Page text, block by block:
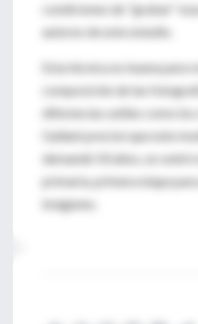
condiciones de "grabar"
autores de este estudio.
Esta técnica es buena para
composición de las
diferencias sutiles como los
Gallant precisó que este
demandó 50 años, se
primaria, primera etapa
imágenes.